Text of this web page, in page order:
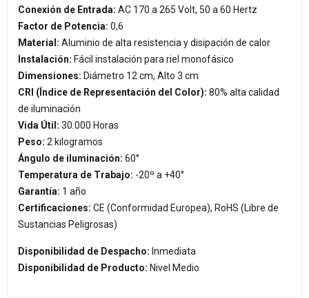
Conexión de Entrada: AC 170 a 265 Volt, 50 a 60 Hertz
Factor de Potencia: 0,6
Material: Aluminio de alta resistencia y disipación de calor
Instalación: Fácil instalación para riel monofásico
Dimensiones: Diámetro 12 cm, Alto 3 cm
CRI (Índice de Representación del Color): 80% alta calidad
de iluminación
Vida Útil: 30.000 Horas
Peso: 2 kilogramos
Ángulo de iluminación: 60°
Temperatura de Trabajo: -20º a +40°
Garantía: 1 año
Certificaciones: CE (Conformidad Europea), RoHS (Libre de
Sustancias Peligrosas)
Disponibilidad de Despacho: Inmediata
Disponibilidad de Producto: Nivel Medio